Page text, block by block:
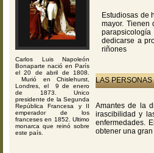
Carlos Luis Napoleón
Bonaparte nació en París
el 20 de abril de 1808.
Murió en Chislehurst,
Londres, el 9 de enero
de 1873. Unico
presidente de la Segunda
República Francesa y II
emperador de los
franceses en 1852. Ultimo
monarca que reinó sobre
este país.
Estudiosas de
mayor. Tienen
dedicarse a
riñones
LAS
Amantes de la
irascibilidad y
enfermedades.
obtener una